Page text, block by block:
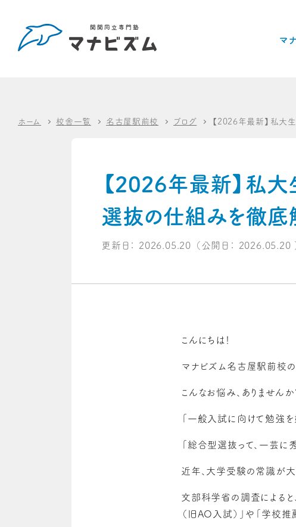
マ
ホーム 校舎一覧 名古屋駅前校 ブログ 【2026年最新】私大
【2026年最新】私
選抜の仕組みを徹底
更新日： 2026.05.20 （公開日： 2026.05.20
こんにちは！
マナビズム名古屋駅前校の
こんなお悩み、ありませんか
「一般入試に向けて勉強
「総合型選抜って、一芸に
近年、大学受験の常識が大
文部科学省の調査による
（旧AO入試）」や「学校推